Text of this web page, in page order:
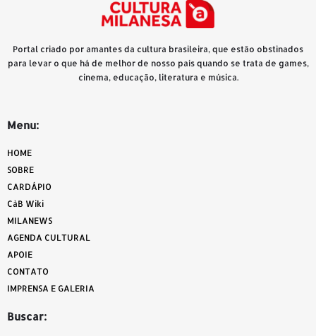
Portal criado por amantes da cultura brasileira, que estão obstinados
para levar o que há de melhor de nosso país quando se trata de games,
cinema, educação, literatura e música.
Menu:
HOME
SOBRE
CARDÁPIO
CàB Wiki
MILANEWS
AGENDA CULTURAL
APOIE
CONTATO
IMPRENSA E GALERIA
Buscar: